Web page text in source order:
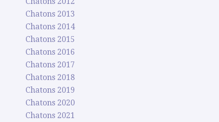
Chatons 2013
Chatons 2014
Chatons 2015
Chatons 2016
Chatons 2017
Chatons 2018
Chatons 2019
Chatons 2020
Chatons 2021